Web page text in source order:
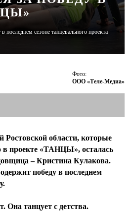
последнем сезоне танцевального проекта
Фото:
ООО «Теле-Медиа»
Ростовской области, которые
в проекте «ТАНЦЫ», осталась
– Кристина Кулакова.
победу в последнем
Она танцует с детства.